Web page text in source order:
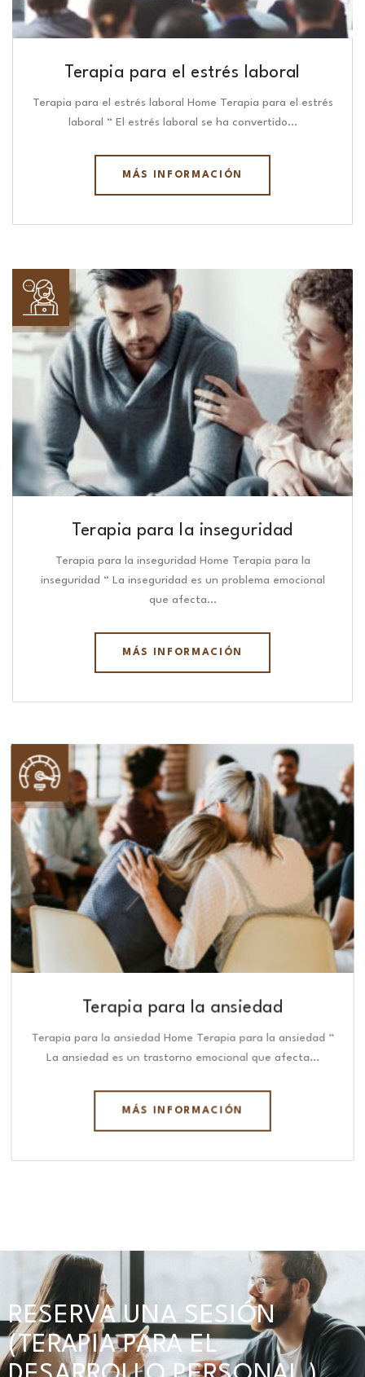
Terapia para el estrés laboral
Terapia para el estrés laboral Home Terapia para el estrés
laboral “ El estrés laboral se ha convertido…
MÁS INFORMACIÓN
Terapia para la inseguridad
Terapia para la inseguridad Home Terapia para la
inseguridad “ La inseguridad es un problema emocional
que afecta…
MÁS INFORMACIÓN
Terapia para la ansiedad
Terapia para la ansiedad Home Terapia para la ansiedad “
La ansiedad es un trastorno emocional que afecta…
MÁS INFORMACIÓN
RESERVA UNA SESIÓN
(TERAPIA PARA EL